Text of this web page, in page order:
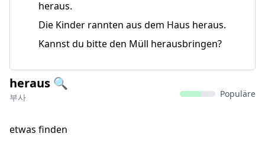
heraus.
Die Kinder rannten aus dem Haus heraus.
Kannst du bitte den Müll herausbringen?
heraus 🔍
부사 Populäre
etwas finden